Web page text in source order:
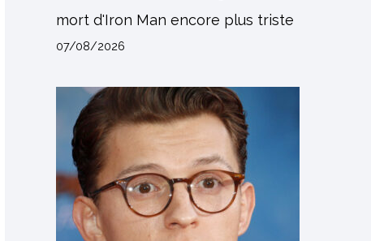
mort d'Iron Man encore plus triste
07/08/2026